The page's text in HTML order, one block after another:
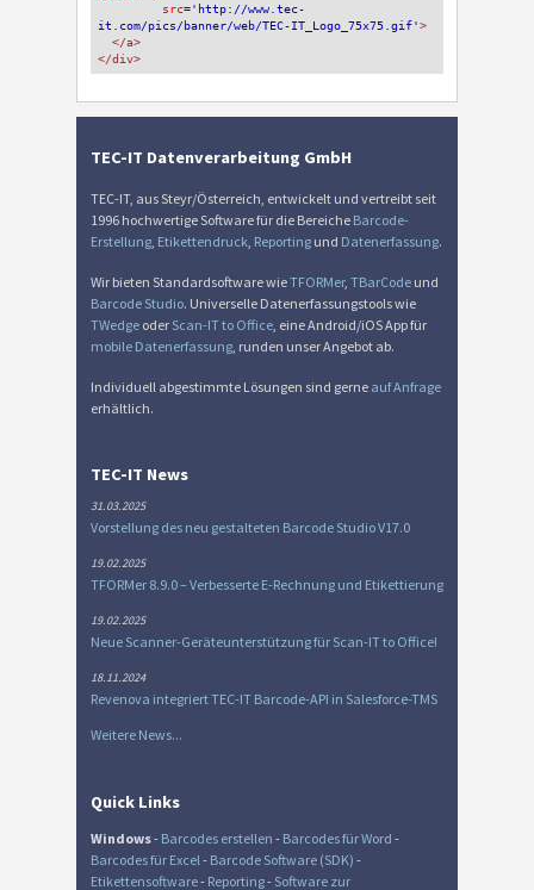
src='http://www.tec-
it.com/pics/banner/web/TEC-IT_Logo_75x75.gif'>
</a>
</div>
TEC-IT Datenverarbeitung GmbH
TEC-IT, aus Steyr/Österreich, entwickelt und vertreibt seit
1996 hochwertige Software für die Bereiche Barcode-
Erstellung Etikettendruck Reporting und Datenerfassung.
Wir bieten Standardsoftware wieTFORMer, TBarCode und
Barcode Studio. Universelle Datenerfassungstools wie
TWedge oder Scan-IT to Office , eine Android/iOS App für
mobile Datenerfassung , runden unser Angebot ab.
Individuell abgestimmte Lösungen sind gerne auf Anfrage
erhältlich.
TEC-IT News
31.03.2025
Vorstellung des neu gestalteten Barcode Studio V17.0
19.02.2025
TFORMer 8.9.0 – Verbesserte E-Rechnung und Etikettierung
19.02.2025
Neue Scanner-Geräteunterstützung für Scan-IT to Office!
18.11.2024
Revenova integriert TEC-IT Barcode-API in Salesforce-TMS
Weitere News...
Quick Links
Windows- Barcodes erstellen - Barcodes für Word -
Barcodes für Excel - Barcode Software (SDK) -
Etikettensoftware- Reporting- Software zur